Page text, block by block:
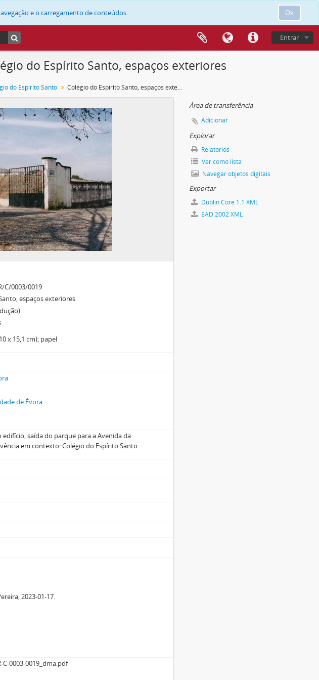
Ok
e o carregamento de conteúdos.
Entrar
do Espírito Santo, espaços exteriores
do Espírito Santo Colégio do Espírito Santo, espaços exteriores
C/0003/0019
espaços exteriores
x 15,1 cm); papel
de Évora
edifício, saída do parque para a Avenida da
em contexto: Colégio do Espírito Santo.
2023-01-17.
C-0003-0019_dma.pdf
Área de transferência
Adicionar
Explorar
Relatórios
Ver como lista
Navegar objetos digitais
Exportar
Dublin Core 1.1 XML
EAD 2002 XML